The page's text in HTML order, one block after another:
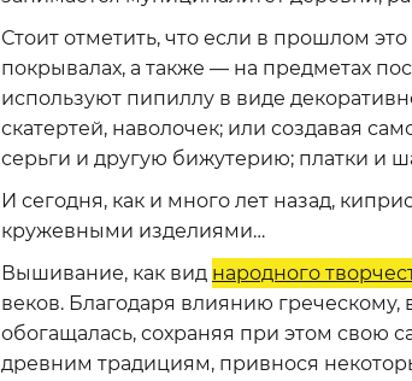
Стоит отметить, что если в прошлом
покрывалах, а также — на предметах
используют пипиллу в виде
скатертей, наволочек; или создавая
серьги и другую бижутерию; платки и
И сегодня, как и много лет назад,
кружевными изделиями…
Вышивание, как вид народного
веков. Благодаря влиянию
обогащалась, сохраняя при этом
древним традициям, привнося